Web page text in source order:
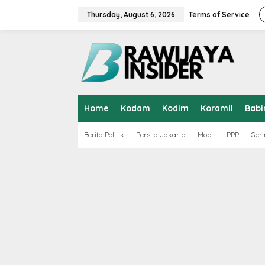
Thursday, August 6, 2026 Terms of Service
Home Kodam Kodim Koramil
Berita Politik Persija Jakarta Mobil PPP